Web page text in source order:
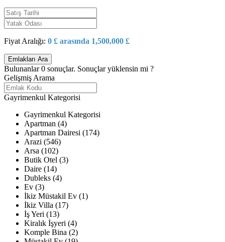
Fiyat Aralığı: 0 £ arasında 1,500,000 £
Bulunanlar0 sonuçlar. Sonuçlar yüklensin mi ?
Gelişmiş Arama
Gayrimenkul Kategorisi
Gayrimenkul Kategorisi
Apartman (4)
Apartman Dairesi (174)
Arazi (546)
Arsa (102)
Butik Otel (3)
Daire (14)
Dubleks (4)
Ev (3)
İkiz Müstakil Ev (1)
İkiz Villa (17)
İş Yeri (13)
Kiralık İşyeri (4)
Komple Bina (2)